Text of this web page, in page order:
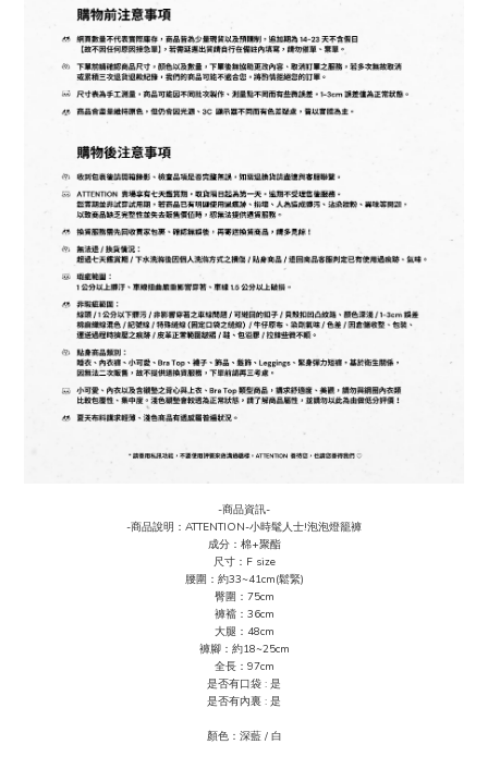
-商品資訊-
-商品說明：ATTENTION-小時髦人士!泡泡燈籠褲
成分：棉+聚酯
尺寸：F size
腰圍：約33~41cm(鬆緊)
臀圍：75cm
褲襠：36cm
大腿：48cm
褲腳：約18~25cm
全長：97cm
是否有口袋 : 是
是否有內裏 : 是
顏色：深藍 / 白